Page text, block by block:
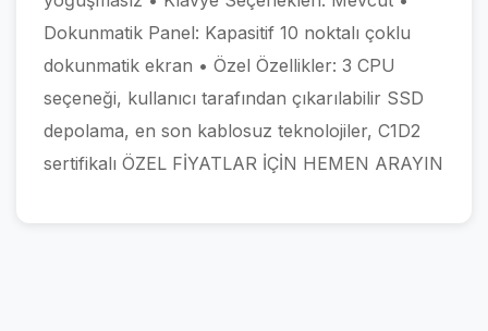
Dokunmatik Panel: Kapasitif 10 noktalı çoklu
dokunmatik ekran • Özel Özellikler: 3 CPU
seçeneği, kullanıcı tarafından çıkarılabilir SSD
depolama, en son kablosuz teknolojiler, C1D2
sertifikalı ÖZEL FİYATLAR İÇİN HEMEN ARAYIN